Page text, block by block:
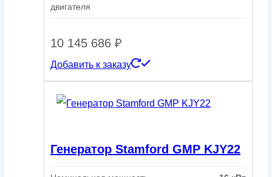
двигателя
10 145 686 ₽
Добавить к заказу
Генератор Stamford GMP KJY22